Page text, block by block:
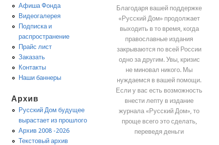
Афиша Фонда
Видеогалерея
Подписка и
распространение
Прайс лист
Заказать
Контакты
Наши баннеры
Архив
Русский Дом будущее
вырастает из прошлого
Архив 2008 -2026
Текстовый архив
Благодаря вашей поддержке
«Русский Дом» продолжает
выходить в то время, когда
православные издания
закрываются по всей России
одно за другим. Увы, кризис
не миновал никого. Мы
нуждаемся в вашей помощи.
Если у вас есть возможность
внести лепту в издание
журнала «Русский Дом», то
проще всего это сделать,
переведя деньги